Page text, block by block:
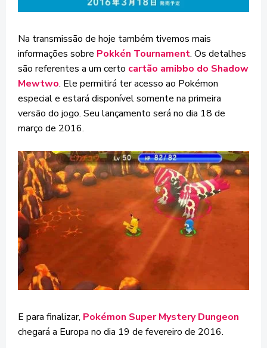
Na transmissão de hoje também tivemos mais
informações sobre Pokkén Tournament. Os detalhes
são referentes a um certo cartão amibbo do Shadow
Mewtwo. Ele permitirá ter acesso ao Pokémon
especial e estará disponível somente na primeira
versão do jogo. Seu lançamento será no dia 18 de
março de 2016.
E para finalizar, Pokémon Super Mystery Dungeon
chegará a Europa no dia 19 de fevereiro de 2016.